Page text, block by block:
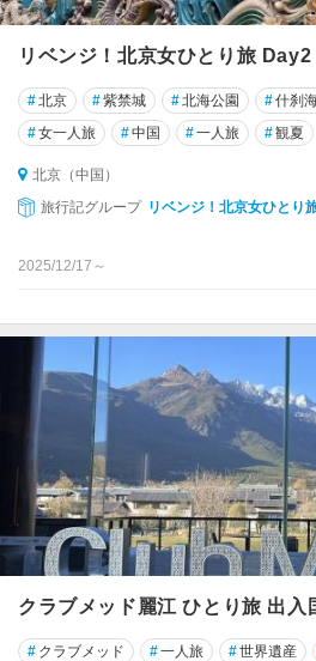
リベンジ！北京女ひとり旅 Day2
#北京 #紫禁城 #北海公園 #什刹
#女一人旅 #中国 #一人旅 #観夏
北京（中国）
旅行記グループ リベンジ！北京女ひとり
2025/12/17～
クラブメッド麗江 ひとり旅 出入
# クラブメッド #一人旅 #世界遺産